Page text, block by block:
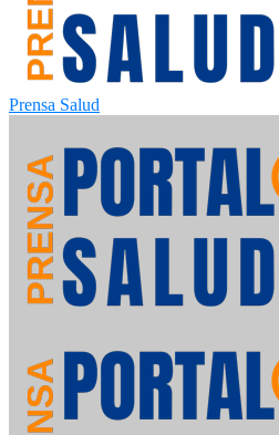
Prensa Salud